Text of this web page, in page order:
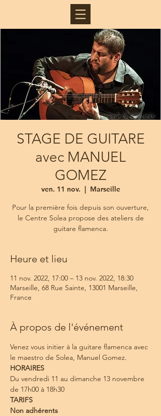
STAGE DE GUITARE
avec MANUEL
GOMEZ
ven. 11 nov.
  |
Marseille
Pour la première fois depuis son ouverture,
le Centre Solea propose des ateliers de
guitare flamenca.
Heure et lieu
11 nov. 2022, 17:00 – 13 nov. 2022, 18:30
Marseille, 68 Rue Sainte, 13001 Marseille,
France
À propos de l'événement
Venez vous initier à la guitare flamenca avec
le maestro de Solea, Manuel Gomez.
HORAIRES
Du vendredi 11 au dimanche 13 novembre
de 17h00 à 18h30
TARIFS
Non adhérents